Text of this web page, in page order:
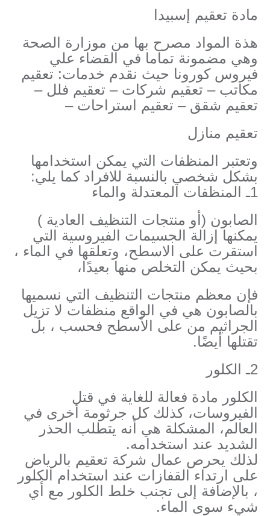
مادة تعقيم إسبيدا
هذة المواد مصرح بها من موزارة الصحة
وهي مضمونة تماما في القضاء علي
فيروس كورونا حيث نقدم خدمات: تعقيم
مكاتب – تعقيم شركات – تعقيم فلل –
تعقيم شقق – تعقيم استراحات –
تعقيم منازل
وتعتبر المنظفات التي يمكن استخدامها
بشكل شخصي بالنسبة للافراد كما يلي:
1ـ المنظفات المعتدلة والماء
الصابون (أو منتجات التنظيف العادية )
يمكنها إزالة الجسيمات الفيروسية التي
استقرت على الاسطح، وتعلقها في الماء ،
بحيث يمكن التخلص منها بعيدًا،
فإن معظم منتجات التنظيف التي نسميها
بالصابون هي في الواقع منظفات لا تزيل
الجراثيم من على الأسطح فحسب ، بل
تقتلها أيضًا.
2ـ الكلور
الكلور مادة فعالة للغاية في قتل
الفيروسات، كذلك كل جرثومة أخرى في
العالم، المشكلة هي أنه يتطلب الحذر
الشديد عند استخدامه.
لذلك يحرص عمال شركة تعقيم بالرياض
على ارتداء القفازات عند استخدام الكلور
، بالإضافة إلى تجنب خلط الكلور مع أي
شيء سوى الماء.